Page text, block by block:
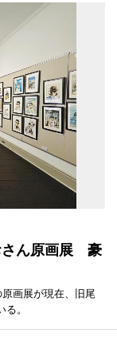
さん原画展 豪
画展が現在、旧尾
。